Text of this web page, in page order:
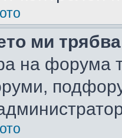
ми
на форума